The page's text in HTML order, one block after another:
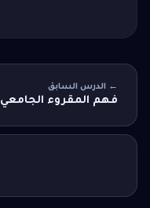
← الدرس السابق
فهم المقروء الجامعي